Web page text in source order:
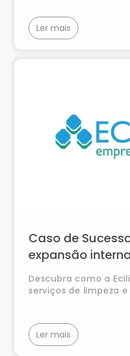
promovendo a
expansão global.
Ler mais
Caso de
expansão
Descubra como a
serviços de limpeza
implementação do
Ler mais